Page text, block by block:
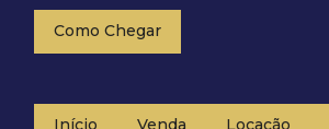
Como Chegar
Início Venda Locação